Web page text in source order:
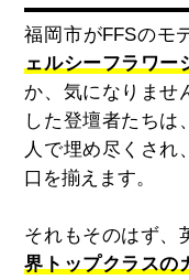
福岡市がFFSのモ
ェルシーフラワー
か、気になりませ
した登壇者たちは
人で埋め尽くされ
口を揃えます。
それもそのはず、
界トップクラスの